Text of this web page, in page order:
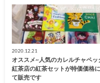
YOUKIYA商品紹介
2020.12.21
オススメ~人気のカレルチャペッ
紅茶店の紅茶セットが特価価格に
て販売です